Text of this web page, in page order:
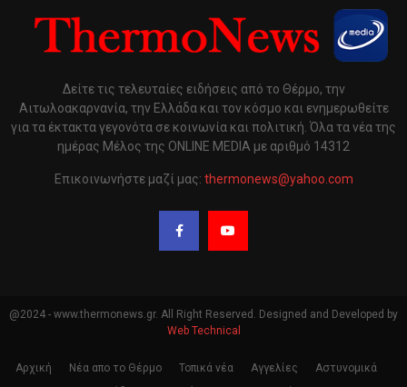
Δείτε τις τελευταίες ειδήσεις από το Θέρμο, την
Αιτωλοακαρνανία, την Ελλάδα και τον κόσμο και ενημερωθείτε
για τα έκτακτα γεγονότα σε κοινωνία και πολιτική. Όλα τα νέα της
ημέρας Μέλος της ONLINE MEDIA με αριθμό 14312
Επικοινωνήστε μαζί μας: thermonews@yahoo.com
@2024 - www.thermonews.gr. All Right Reserved. Designed and Developed by
Web Technical
Αρχική Νέα απο το Θέρμο Τοπικά νέα Αγγελίες
Αστυνομικά